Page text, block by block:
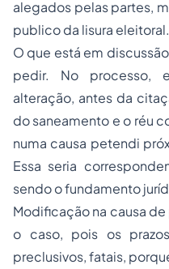
alegados pelas partes,
publico da lisura eleitoral.
O que está em
pedir. No processo,
alteração, antes da
do saneamento e o réu
numa causa petendi
Essa seria
sendo o fundamento
Modificação na causa
o caso, pois os
preclusivos, fatais,